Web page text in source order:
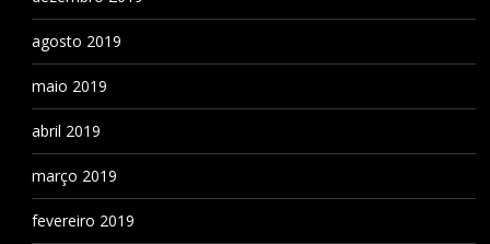
agosto 2019
maio 2019
abril 2019
março 2019
fevereiro 2019